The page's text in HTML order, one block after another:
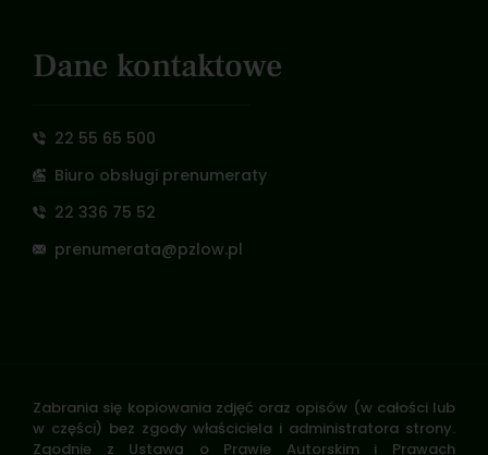
Dane kontaktowe
22 55 65 500
Biuro obsługi prenumeraty
22 336 75 52
prenumerata@pzlow.pl
Zabrania się kopiowania zdjęć oraz opisów (w całości lub
w części) bez zgody właściciela i administratora strony.
Zgodnie z Ustawą o Prawie Autorskim i Prawach